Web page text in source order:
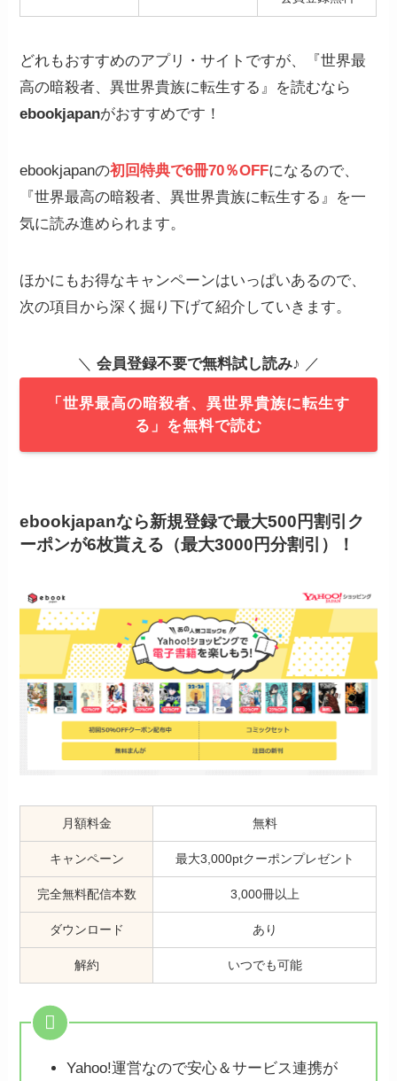
どれもおすすめのアプリ・サイトですが、『世界最
高の暗殺者、異世界貴族に転生する』を読むなら
ebookjapanがおすすめです！
ebookjapanの初回特典で6冊70％OFFになるので、
『世界最高の暗殺者、異世界貴族に転生する』を一
気に読み進められます。
ほかにもお得なキャンペーンはいっぱいあるので、
次の項目から深く掘り下げて紹介していきます。
＼ 会員登録不要で無料試し読み♪ ／
「世界最高の暗殺者、異世界貴族に転生す
る」を無料で読む
ebookjapanなら新規登録で最大500円割引ク
ーポンが6枚貰える（最大3000円分割引）！
月額料金 無料
キャンペーン 最大3,000ptクーポンプレゼント
完全無料配信本数 3,000冊以上
ダウンロード あり
解約 いつでも可能
Yahoo!運営なので安心＆サービス連携が